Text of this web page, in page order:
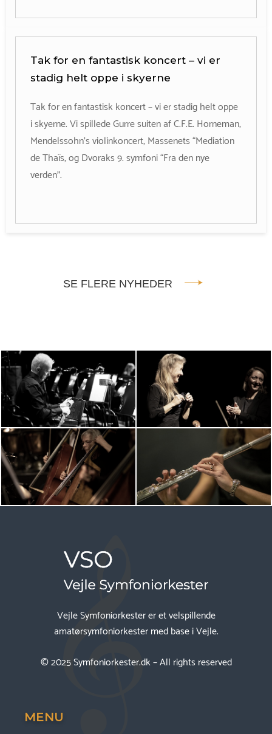
Tak for en fantastisk koncert – vi er
stadig helt oppe i skyerne
Tak for en fantastisk koncert – vi er stadig helt oppe
i skyerne. Vi spillede Gurre suiten af C.F.E. Horneman,
Mendelssohn’s violinkoncert, Massenets “Mediation
de Thaïs, og Dvoraks 9. symfoni “Fra den nye
verden”.
SE FLERE NYHEDER
Vejle Symfoniorkester er et velspillende
amatørsymfoniorkester med base i Vejle.
© 2025Symfoniorkester.dk– All rights reserved
MENU